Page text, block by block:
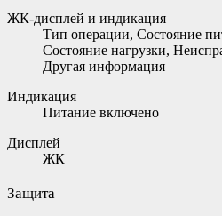
ЖК-дисплей и индикация
Тип операции, Состояние
Состояние нагрузки,
Другая информация
Индикация
Питание включено
Дисплей
ЖК
Защита